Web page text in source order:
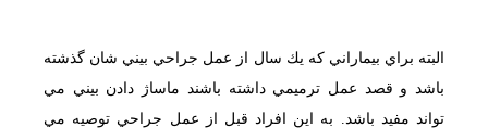
البته براي بيماراني كه يك سال از عمل جراحي بيني شان گذشته
باشد و قصد عمل ترميمي داشته باشند ماساژ دادن بيني مي
تواند مفيد باشد. به اين افراد قبل از عمل جراحي توصيه مي